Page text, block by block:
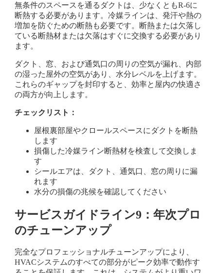
無条件のスペースを通るダクトは、少なくともR-6に
断熱する必要があります。冷媒ラインは、発汗や熱の
増加を防ぐための断熱も必要です。断熱または欠落し
ている断熱材または欠落はすぐに交換する必要があり
ます。
ダクト、窓、および通気口の周りの空気が漏れ、内部
の湿った屋外の空気があり、水分レベルを上げます。
これらのギャップを封印すると、効率と屋内の快適さ
の両方が向上します。
チェックリスト：
屋根裏部屋やクロールスペースにダクトを断熱
します
損傷した冷媒ライン断熱材を検査して交換しま
す
シールエアは、ダクト、通気口、窓の周りに漏
れます
水分の損傷の兆候を確認してください
サービスガイドライン9：年次プロ
のチューンアップ
完全なプロフェッショナルチューンアップにより、
HVACシステムのすべての部分がピーク効率で動作す